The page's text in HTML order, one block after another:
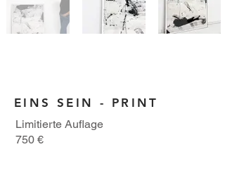
EINS SEIN - PRINT
Limitierte Auflage
750 €